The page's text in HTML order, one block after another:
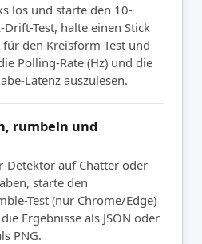
los und starte den 10-
Drift-Test, halte einen Stick
den Kreisform-Test und
Polling-Rate (Hz) und die
Latenz auszulesen.
rumbeln und
Detektor auf Chatter oder
starte den
Test (nur Chrome/Edge)
Ergebnisse als JSON oder
PNG.